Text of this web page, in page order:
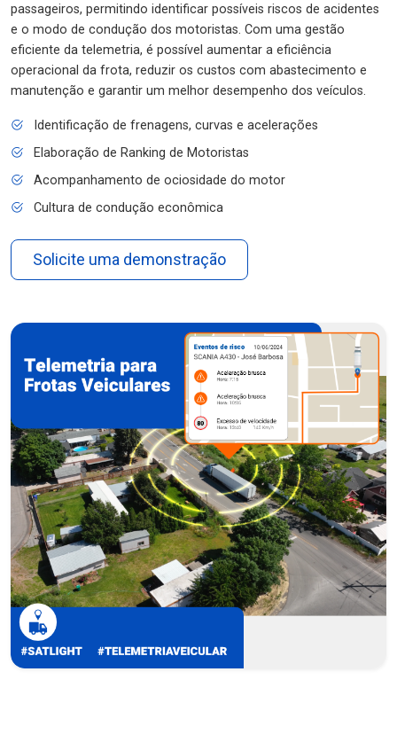
passageiros, permitindo identificar possíveis riscos de acidentes
e o modo de condução dos motoristas. Com uma gestão
eficiente da telemetria, é possível aumentar a eficiência
operacional da frota, reduzir os custos com abastecimento e
manutenção e garantir um melhor desempenho dos veículos.
Identificação de frenagens, curvas e acelerações
Elaboração de Ranking de Motoristas
Acompanhamento de ociosidade do motor
Cultura de condução econômica
Solicite uma demonstração